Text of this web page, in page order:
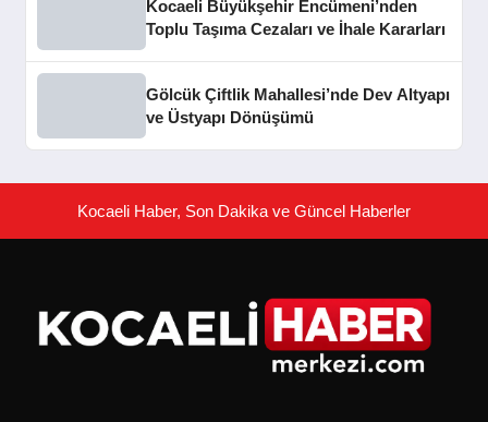
Kocaeli Büyükşehir Encümeni’nden
Toplu Taşıma Cezaları ve İhale Kararları
Gölcük Çiftlik Mahallesi’nde Dev Altyapı
ve Üstyapı Dönüşümü
Kocaeli Haber, Son Dakika ve Güncel Haberler